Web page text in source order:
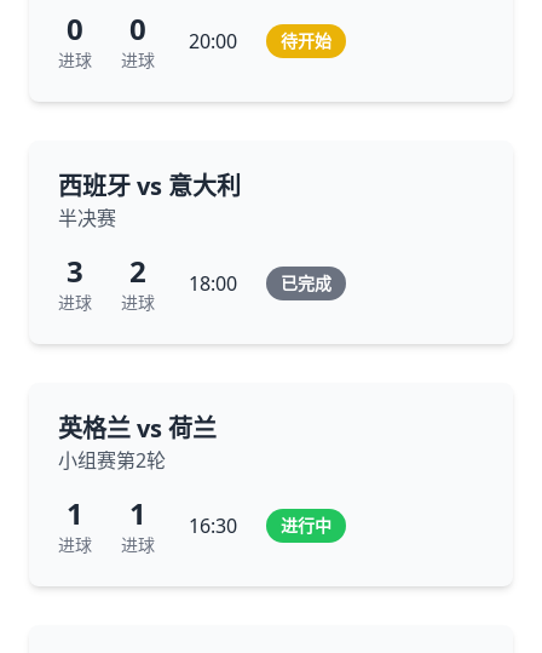
0
进球
0
进球
20:00 待开始
西班牙 vs 意大利
半决赛
3
进球
2
进球
18:00 已完成
英格兰 vs 荷兰
小组赛第2轮
1
进球
1
进球
16:30 进行中